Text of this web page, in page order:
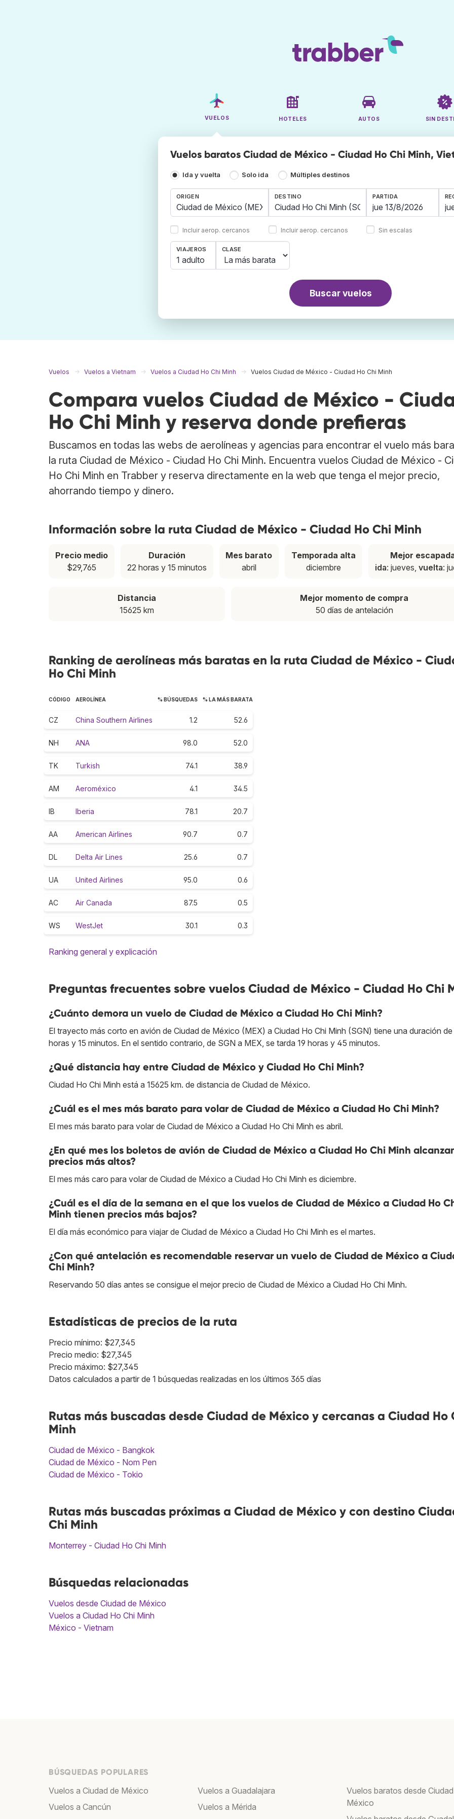
VUELOS HOTELES AUTOS SIN
Vuelos baratos Ciudad de México - Ciudad Ho Chi Minh,
Ida y vuelta Solo ida Múltiples destinos
ORIGEN
Incluir aerop. cercanos
DESTINO
Incluir aerop. cercanos
PARTIDA
Sin escalas
VIAJEROS
1 adulto
CLASE
Buscar vuelos
Vuelos Vuelos a Vietnam Vuelos a Ciudad Ho Chi Minh Vuelos Ciudad de México - Ciudad Ho Chi Minh
Compara vuelos Ciudad de México -
Ho Chi Minh y reserva donde prefieras
Buscamos en todas las webs de aerolíneas y agencias para encontrar el vuelo más
la ruta Ciudad de México - Ciudad Ho Chi Minh. Encuentra vuelos Ciudad de México -
Ho Chi Minh en Trabber y reserva directamente en la web que tenga el mejor precio,
ahorrando tiempo y dinero.
Información sobre la ruta Ciudad de México - Ciudad Ho Chi Minh
Precio medio
$29,765
Duración
22 horas y 15 minutos
Mes barato
abril
Temporada alta
diciembre
Mejor
ida: jueves,vuelta:
Distancia
15625 km
Mejor momento de compra
50 días de antelación
Ranking de aerolíneas más baratas en la ruta Ciudad de México -
Ho Chi Minh
CÓDIGO AEROLÍNEA % BÚSQUEDAS % LA MÁS BARATA
CZ China Southern Airlines 1.2 52.6
NH ANA 98.0 52.0
TK Turkish 74.1 38.9
AM Aeroméxico 4.1 34.5
IB Iberia 78.1 20.7
AA American Airlines 90.7 0.7
DL Delta Air Lines 25.6 0.7
UA United Airlines 95.0 0.6
AC Air Canada 87.5 0.5
WS WestJet 30.1 0.3
Ranking general y explicación
Preguntas frecuentes sobre vuelos Ciudad de México - Ciudad Ho Chi
¿Cuánto demora un vuelo de Ciudad de México a Ciudad Ho Chi Minh?
El trayecto más corto en avión de Ciudad de México (MEX) a Ciudad Ho Chi Minh (SGN) tiene una duración de
horas y 15 minutos. En el sentido contrario, de SGN a MEX, se tarda 19 horas y 45 minutos.
¿Qué distancia hay entre Ciudad de México y Ciudad Ho Chi Minh?
Ciudad Ho Chi Minh está a 15625 km. de distancia de Ciudad de México.
¿Cuál es el mes más barato para volar de Ciudad de México a Ciudad Ho Chi Minh?
El mes más barato para volar de Ciudad de México a Ciudad Ho Chi Minh es abril.
¿En qué mes los boletos de avión de Ciudad de México a Ciudad Ho Chi Minh
precios más altos?
El mes más caro para volar de Ciudad de México a Ciudad Ho Chi Minh es diciembre.
¿Cuál es el día de la semana en el que los vuelos de Ciudad de México a Ciudad Ho
Minh tienen precios más bajos?
El día más económico para viajar de Ciudad de México a Ciudad Ho Chi Minh es el martes.
¿Con qué antelación es recomendable reservar un vuelo de Ciudad de México a
Chi Minh?
Reservando 50 días antes se consigue el mejor precio de Ciudad de México a Ciudad Ho Chi Minh.
Estadísticas de precios de la ruta
Precio mínimo: $27,345
Precio medio: $27,345
Precio máximo: $27,345
Datos calculados a partir de 1 búsquedas realizadas en los últimos 365 días
Rutas más buscadas desde Ciudad de México y cercanas a Ciudad Ho
Minh
Ciudad de México - Bangkok
Ciudad de México - Nom Pen
Ciudad de México - Tokio
Rutas más buscadas próximas a Ciudad de México y con destino
Chi Minh
Monterrey - Ciudad Ho Chi Minh
Búsquedas relacionadas
Vuelos desde Ciudad de México
Vuelos a Ciudad Ho Chi Minh
México - Vietnam
BÚSQUEDAS POPULARES
Vuelos a Ciudad de México
Vuelos a Cancún
Vuelos a Guadalajara
Vuelos a Mérida
Vuelos baratos desde
México